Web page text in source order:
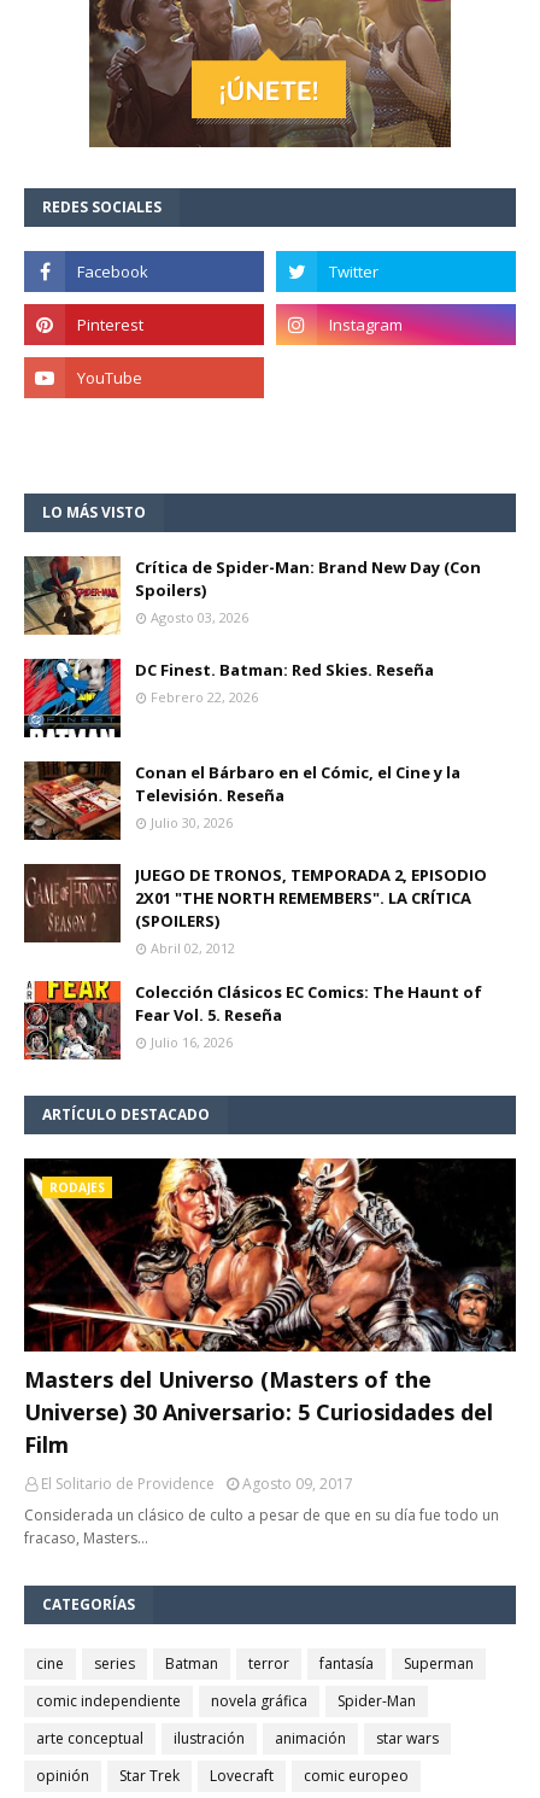
REDES SOCIALES
LO MÁS VISTO
Crítica de Spider-Man: Brand New Day (Con
Spoilers)
Agosto 03, 2026
DC Finest. Batman: Red Skies. Reseña
Febrero 22, 2026
Conan el Bárbaro en el Cómic, el Cine y la
Televisión. Reseña
Julio 30, 2026
JUEGO DE TRONOS, TEMPORADA 2, EPISODIO
2X01 "THE NORTH REMEMBERS". LA CRÍTICA
(SPOILERS)
Abril 02, 2012
Colección Clásicos EC Comics: The Haunt of
Fear Vol. 5. Reseña
Julio 16, 2026
ARTÍCULO DESTACADO
RODAJES
Masters del Universo (Masters of the
Universe) 30 Aniversario: 5 Curiosidades del
Film
El Solitario de Providence
Agosto 09, 2017
Considerada un clásico de culto a pesar de que en su día fue todo un
fracaso, Masters…
CATEGORÍAS
cine series Batman terror fantasía
Superman
comic independiente
novela gráfica
Spider-Man
arte conceptual
ilustración animación
star wars
opinión
Star Trek Lovecraft comic europeo